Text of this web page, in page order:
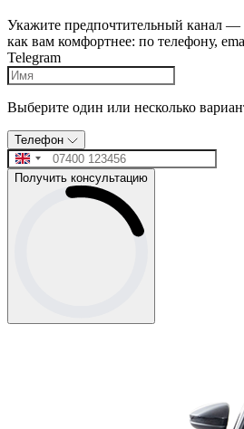
Укажите предпочтительный канал —
как вам комфортнее: по телефону,
Telegram
Выберите один или несколько
Телефон
Получить консультацию